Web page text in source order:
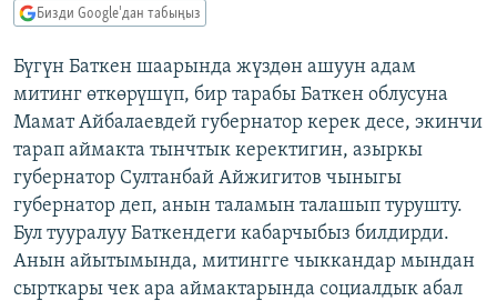
БҮГҮН АЗАТТЫКТА
ЭКСПЕРТТЕР ТАЛДАЙТ
БИЗ ЖАНА ДҮЙНӨ
ДАНИСТЕ
ЭЖЕ-СИҢДИЛЕР
АЗАТТЫК+
ЫҢГАЙСЫЗ СУРООЛОР
ПОДКАСТ
ӨЗГӨЧӨ ПИКИР
Русский
ОНЛАЙН ШЕРИНЕ
Бизди Google'дан табыңыз
Бүгүн Баткен шаарында жүздөн ашуун адам
митинг өткөрүшүп, бир тарабы Баткен облусуна
Мамат Айбалаевдей губернатор керек десе, экинчи
тарап аймакта тынчтык керектигин, азыркы
губернатор Султанбай Айжигитов чыныгы
губернатор деп, анын таламын талашып турушту.
Бул тууралуу Баткендеги кабарчыбыз билдирди.
Анын айытымында, митингге чыккандар мындан
сырткары чек ара аймактарында социалдык абал